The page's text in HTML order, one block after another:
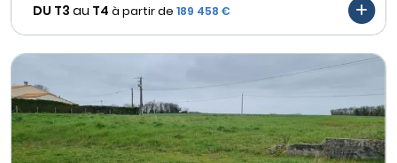
DU T3 au T4 à partir de 189 458 €